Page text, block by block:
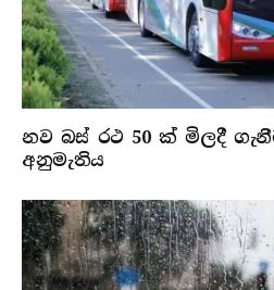
නව බස් රථ 50 ක් මිලදී
අනුමැතිය